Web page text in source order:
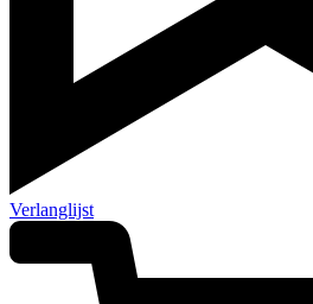
Verlanglijst